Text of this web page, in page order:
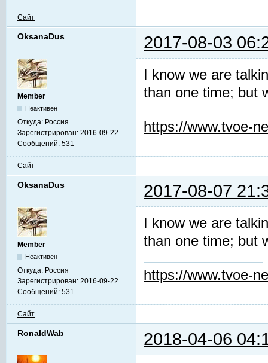
Сайт
OksanaDus 2017-08-03
Member
Неактивен
Откуда: Россия
Зарегистрирован: 2016-09-22
Сообщений: 531
I know we are
than one time; but
https://www.tvoe-
Сайт
OksanaDus 2017-08-07
Member
Неактивен
Откуда: Россия
Зарегистрирован: 2016-09-22
Сообщений: 531
I know we are
than one time; but
https://www.tvoe-
Сайт
RonaldWab 2018-04-06